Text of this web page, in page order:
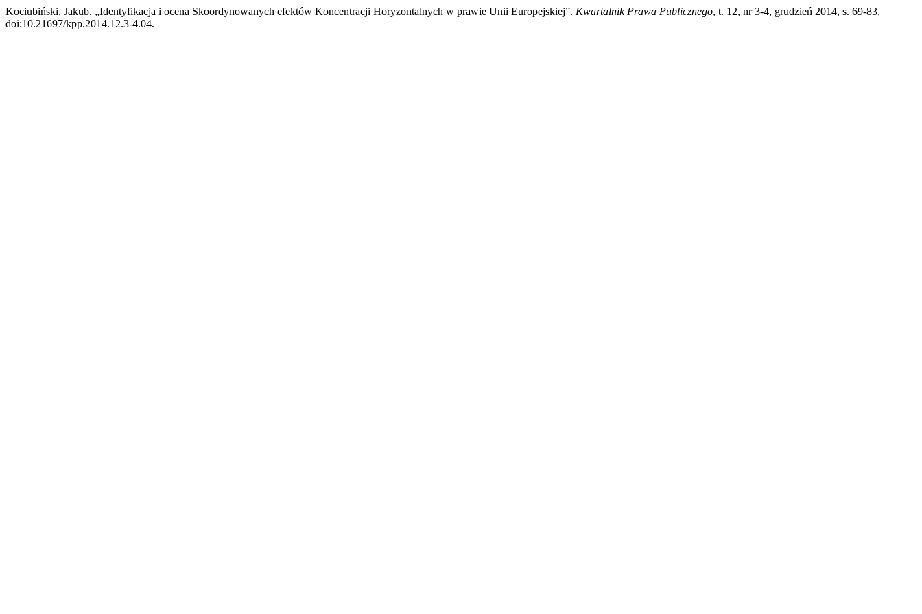
Kociubiński, Jakub. „Identyfikacja i ocena Skoordynowanych efektów Koncentracji Horyzontalnych w prawie Unii Europejskiej”. Kwartalnik Prawa Publicznego, t. 12, nr 3-4, grudzień 2014, s. 69-83,
doi:10.21697/kpp.2014.12.3-4.04.